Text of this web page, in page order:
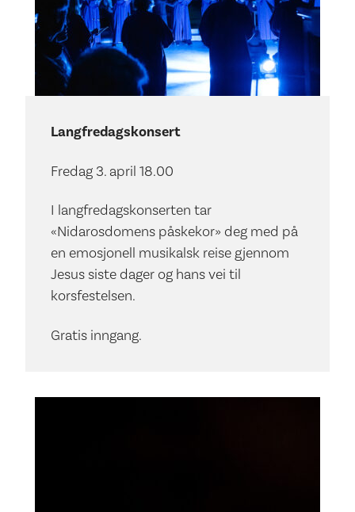
Langfredagskonsert
Fredag 3. april 18.00
I langfredagskonserten tar
«Nidarosdomens påskekor» deg med på
en emosjonell musikalsk reise gjennom
Jesus siste dager og hans vei til
korsfestelsen.
Gratis inngang.